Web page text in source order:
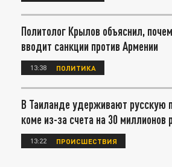
Политолог Крылов объяснил,
вводит санкции против Армении
13:38 ПОЛИТИКА
В Таиланде удерживают русскую
коме из-за счета на 30 миллионов
13:22 ПРОИСШЕСТВИЯ